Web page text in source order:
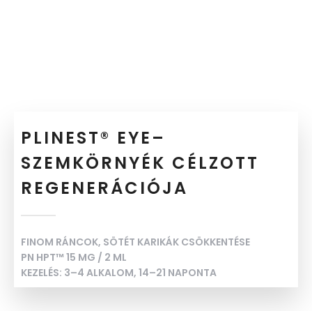
PLINEST® EYE–
SZEMKÖRNYÉK CÉLZOTT
REGENERÁCIÓJA
FINOM RÁNCOK, SÖTÉT KARIKÁK CSÖKKENTÉSE
PN HPT™ 15 MG / 2 ML
KEZELÉS: 3–4 ALKALOM, 14–21 NAPONTA